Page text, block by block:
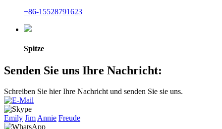
+86-15528791623
Spitze
Senden Sie uns Ihre Nachricht:
Schreiben Sie hier Ihre Nachricht und senden Sie sie uns.
Emily Jim Annie Freude